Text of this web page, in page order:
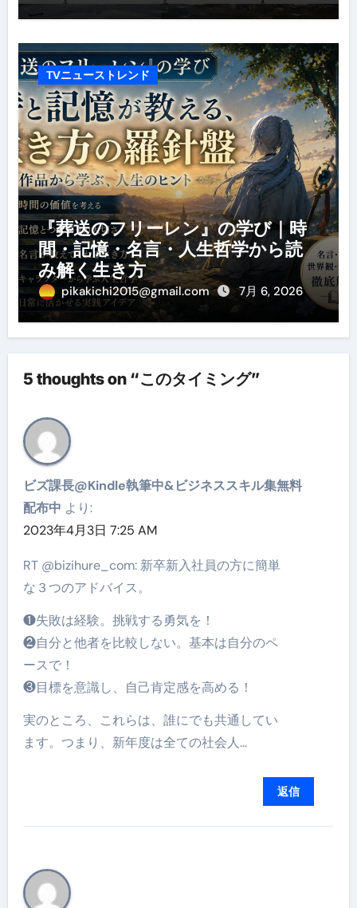
TVニューストレンド
『葬送のフリーレン』の学び｜時
間・記憶・名言・人生哲学から読
み解く生き方
pikakichi2015@gmail.com 7月 6, 2026
5 thoughts on “このタイミング”
ビズ課長@Kindle執筆中&ビジネススキル集無料
配布中 より:
2023年4月3日 7:25 AM
RT @bizihure_com: 新卒新入社員の方に簡単
な３つのアドバイス。
❶失敗は経験。挑戦する勇気を！
❷自分と他者を比較しない。基本は自分のペ
ースで！
❸目標を意識し、自己肯定感を高める！
実のところ、これらは、誰にでも共通してい
ます。つまり、新年度は全ての社会人…
返信